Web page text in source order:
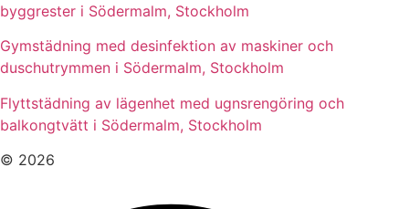
byggrester i Södermalm, Stockholm
Gymstädning med desinfektion av maskiner och
duschutrymmen i Södermalm, Stockholm
Flyttstädning av lägenhet med ugnsrengöring och
balkongtvätt i Södermalm, Stockholm
© 2026